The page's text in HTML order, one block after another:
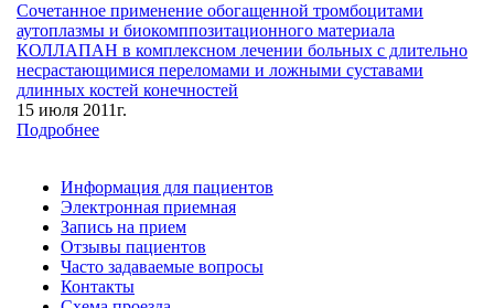
Сочетанное применение обогащенной тромбоцитами
аутоплазмы и биокомппозитационного материала
КОЛЛАПАН в комплексном лечении больных с длительно
несрастающимися переломами и ложными суставами
длинных костей конечностей
15 июля 2011г.
Подробнее
Информация для пациентов
Электронная приемная
Запись на прием
Отзывы пациентов
Часто задаваемые вопросы
Контакты